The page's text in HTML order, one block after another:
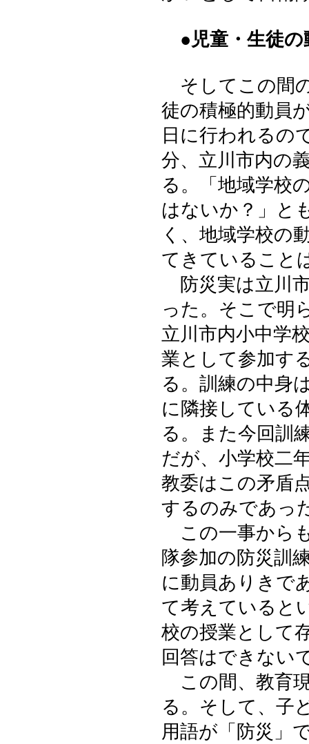
●児童・生徒
そしてこの間
徒の積極的動員
日に行われるの
分、立川市内の
る。「地域学校
はないか？」と
く、地域学校の
てきていること
防災実は立川
った。そこで明
立川市内小中学
業として参加す
る。訓練の中身
に隣接している
る。また今回訓
だが、小学校二
教委はこの矛盾
するのみであっ
この一事から
隊参加の防災訓
に動員ありきで
て考えていると
校の授業として
回答はできない
この間、教育
る。そして、子
用語が「防災」